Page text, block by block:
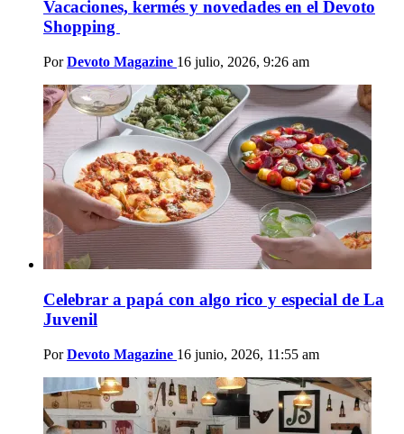
Vacaciones, kermés y novedades en el Devoto
Shopping
Por Devoto Magazine 16 julio, 2026, 9:26 am
Celebrar a papá con algo rico y especial de La
Juvenil
Por Devoto Magazine 16 junio, 2026, 11:55 am